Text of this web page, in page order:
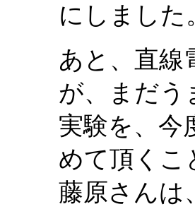
にしました
あと、直線
が、まだう
実験を、今
めて頂くこ
藤原さんは